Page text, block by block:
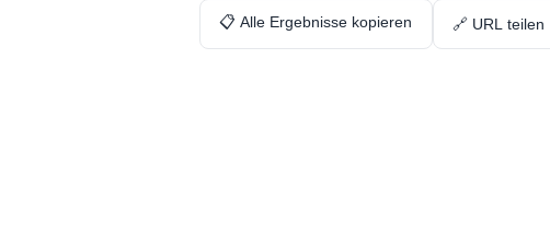
📋 Alle Ergebnisse kopieren 🔗 URL teilen